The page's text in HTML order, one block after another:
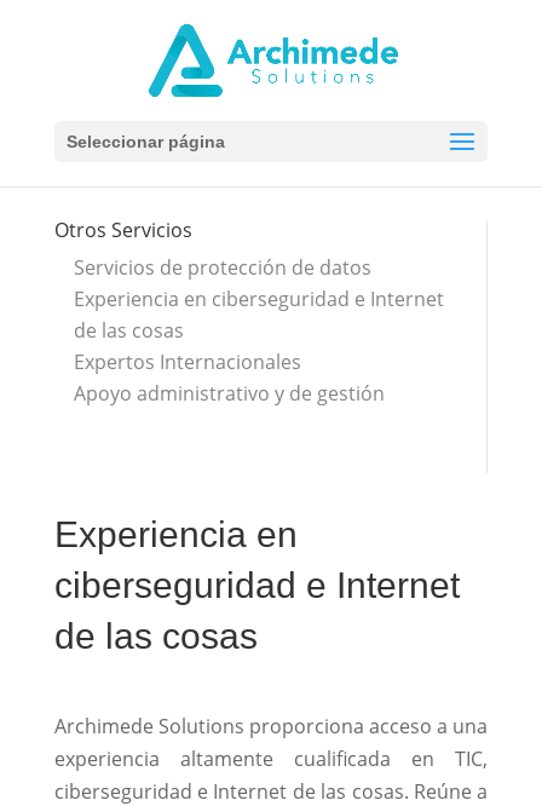
Seleccionar página
Otros Servicios
Servicios de protección de datos
Experiencia en ciberseguridad e Internet
de las cosas
Expertos Internacionales
Apoyo administrativo y de gestión
Experiencia en
ciberseguridad e Internet
de las cosas
Archimede Solutions proporciona acceso a una
experiencia altamente cualificada en TIC,
ciberseguridad e Internet de las cosas. Reúne a